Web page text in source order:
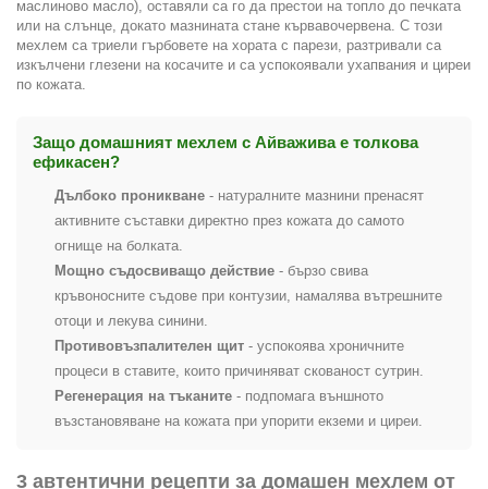
маслиново масло), оставяли са го да престои на топло до печката
или на слънце, докато мазнината стане кървавочервена. С този
мехлем са триели гърбовете на хората с парези, разтривали са
изкълчени глезени на косачите и са успокоявали ухапвания и циреи
по кожата.
Защо домашният мехлем с Айважива е толкова
ефикасен?
Дълбоко проникване - натуралните мазнини пренасят
активните съставки директно през кожата до самото
огнище на болката.
Мощно съдосвиващо действие - бързо свива
кръвоносните съдове при контузии, намалява вътрешните
отоци и лекува синини.
Противовъзпалителен щит - успокоява хроничните
процеси в ставите, които причиняват скованост сутрин.
Регенерация на тъканите - подпомага външното
възстановяване на кожата при упорити екземи и циреи.
3 автентични рецепти за домашен мехлем от